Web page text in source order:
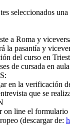
seleccionados
a Roma y
la pasantía y
del curso en
de cursada en
en la verificación
que se
on line el
(descargar de: